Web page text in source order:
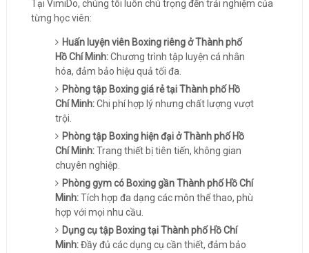
Tại VimiDo, chúng tôi luôn chú trọng đến trải nghiệm của
từng học viên:
Huấn luyện viên Boxing riêng ở Thành phố
Hồ Chí Minh:Chương trình tập luyện cá nhân
hóa, đảm bảo hiệu quả tối đa.
Phòng tập Boxing giá rẻ tại Thành phố Hồ
Chí Minh:Chi phí hợp lý nhưng chất lượng vượt
trội.
Phòng tập Boxing hiện đại ở Thành phố Hồ
Chí Minh:Trang thiết bị tiên tiến, không gian
chuyên nghiệp.
Phòng gym có Boxing gần Thành phố Hồ Chí
Minh:Tích hợp đa dạng các môn thể thao, phù
hợp với mọi nhu cầu.
Dụng cụ tập Boxing tại Thành phố Hồ Chí
Minh:Đầy đủ các dụng cụ cần thiết, đảm bảo